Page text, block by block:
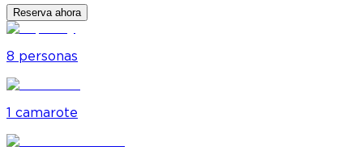
Reserva ahora
8 personas
1 camarote